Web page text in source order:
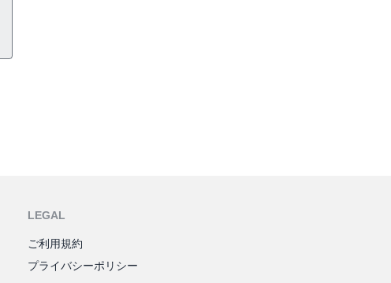
LEGAL
ご利用規約
プライバシーポリシー